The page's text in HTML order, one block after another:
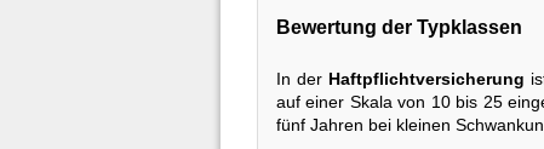
Bewertung der Typklassen
In der Haftpflichtversicherung
auf einer Skala von 10 bis 25
fünf Jahren bei kleinen